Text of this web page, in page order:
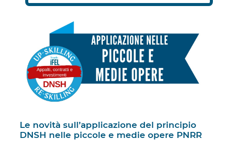
Le novità sull’applicazione del principio
DNSH nelle piccole e medie opere PNRR